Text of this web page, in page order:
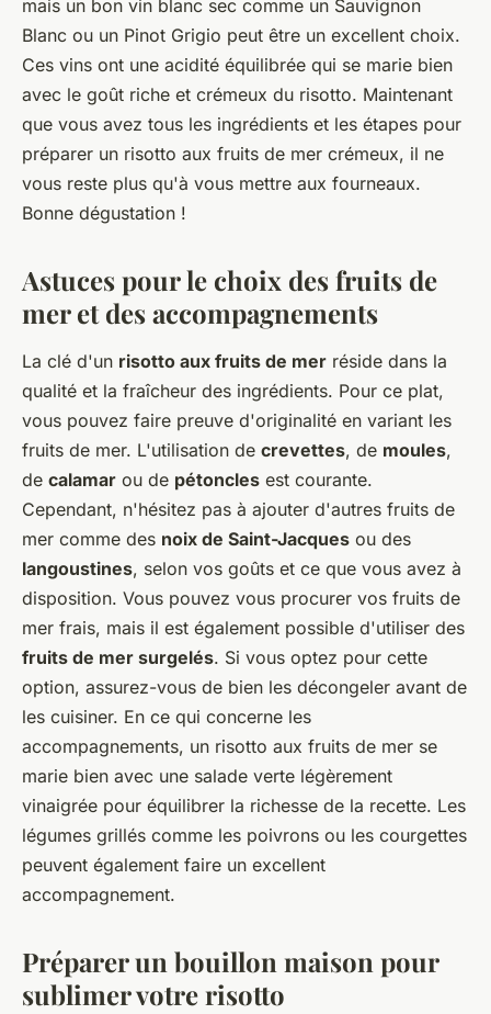
mais un bon vin blanc sec comme un Sauvignon
Blanc ou un Pinot Grigio peut être un excellent choix.
Ces vins ont une acidité équilibrée qui se marie bien
avec le goût riche et crémeux du risotto. Maintenant
que vous avez tous les ingrédients et les étapes pour
préparer un risotto aux fruits de mer crémeux, il ne
vous reste plus qu'à vous mettre aux fourneaux.
Bonne dégustation !
Astuces pour le choix des fruits de
mer et des accompagnements
La clé d'un risotto aux fruits de mer réside dans la
qualité et la fraîcheur des ingrédients. Pour ce plat,
vous pouvez faire preuve d'originalité en variant les
fruits de mer. L'utilisation de crevettes, de moules,
de calamar ou de pétoncles est courante.
Cependant, n'hésitez pas à ajouter d'autres fruits de
mer comme des noix de Saint-Jacques ou des
langoustines, selon vos goûts et ce que vous avez à
disposition. Vous pouvez vous procurer vos fruits de
mer frais, mais il est également possible d'utiliser des
fruits de mer surgelés. Si vous optez pour cette
option, assurez-vous de bien les décongeler avant de
les cuisiner. En ce qui concerne les
accompagnements, un risotto aux fruits de mer se
marie bien avec une salade verte légèrement
vinaigrée pour équilibrer la richesse de la recette. Les
légumes grillés comme les poivrons ou les courgettes
peuvent également faire un excellent
accompagnement.
Préparer un bouillon maison pour
sublimer votre risotto